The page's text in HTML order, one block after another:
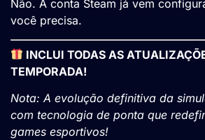
Não. A conta Steam já vem
você precisa.
INCLUI TODAS AS
TEMPORADA!
Nota: A evolução definitiva da
com tecnologia de ponta que
games esportivos!